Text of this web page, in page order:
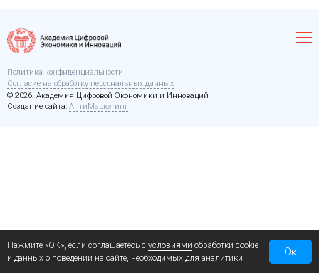
Политика конфиденциальности
Согласие на обработку персональных данных
© 2026. Академия Цифровой Экономики и Инноваций
Создание сайта: АнтиМаркетинг
Нажмите «ОК», если соглашаетесь с условиями обработки cookie
и данных о поведении на сайте, необходимых для аналитики.
Ок